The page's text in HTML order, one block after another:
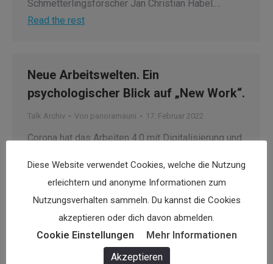
Schmetterlingsforscher Jan Christian Habel.…
Read the rest
Neue Arbeitswelten. Ein
psychologischer Blick auf „New Work“.
Talk Archiv Von panoramauni 17. Februar 2022
Corona hat das Arbeiten 4.0 mit Digitalisierung und
sind die Auswirkungen auf die Psyche und die
Gesundheit, wenn die Arbeit immer und überall ist?
Welche Unterstützungen brauchen man für den
Job-Dauerlauf? Was sollten Firmen in ihrer
Unternehmenskultur beherzigen, damit
Mitarbeiter*innen mit den Belastungen gut
Diese Website verwendet Cookies, welche die Nutzung
erleichtern und anonyme Informationen zum
Nutzungsverhalten sammeln. Du kannst die Cookies
akzeptieren oder dich davon abmelden.
Cookie Einstellungen
Mehr Informationen
Akzeptieren